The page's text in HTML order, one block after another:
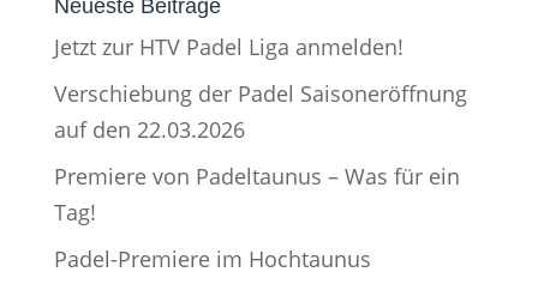
Neueste Beiträge
Jetzt zur HTV Padel Liga anmelden!
Verschiebung der Padel Saisoneröffnung
auf den 22.03.2026
Premiere von Padeltaunus – Was für ein
Tag!
Padel-Premiere im Hochtaunus